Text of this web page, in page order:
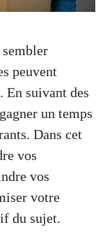
peuvent
suivant des
un temps
Dans cet
vos
vos
votre
du sujet.